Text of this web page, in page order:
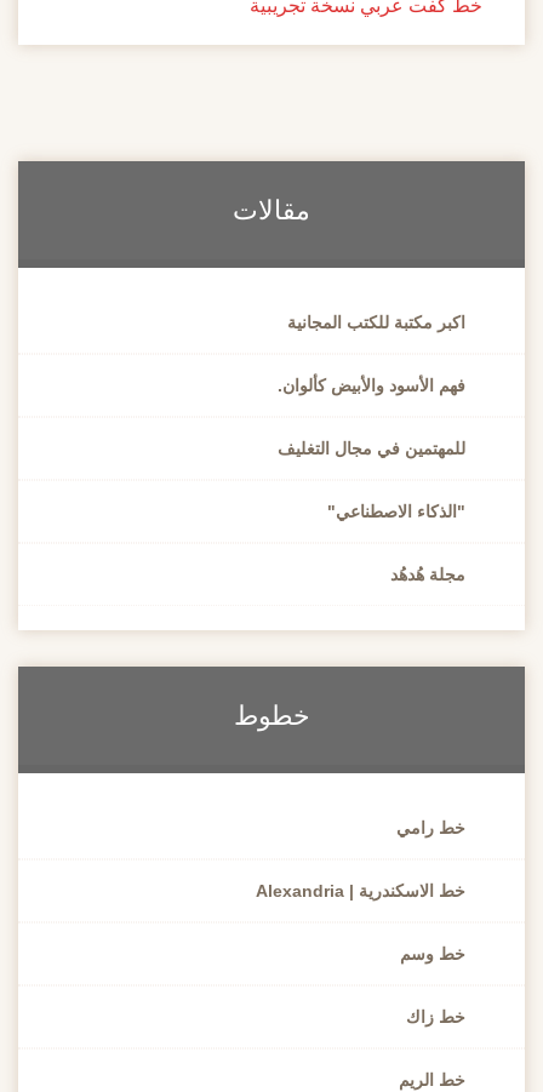
خط كفت عربي نسخة تجريبية
مقالات
اكبر مكتبة للكتب المجانية
فهم الأسود والأبيض كألوان.
للمهتمين في مجال التغليف
"الذكاء الاصطناعي"
مجلة هُدهُد
خطوط
خط رامي
خط الاسكندرية | Alexandria
خط وسم
خط الريم